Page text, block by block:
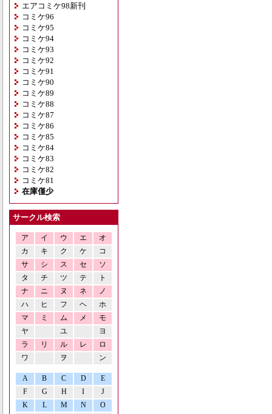
エアコミケ98新刊
コミケ96
コミケ95
コミケ94
コミケ93
コミケ92
コミケ91
コミケ90
コミケ89
コミケ88
コミケ87
コミケ86
コミケ85
コミケ84
コミケ83
コミケ82
コミケ81
在庫僅少
サークル検索
ア イ ウ エ
オ
カ
キ ク ケ
コ
サ
シ ス セ
ソ
タ
チ ツ テ
ト
ナ
ニ ヌ ネ
ノ
ハ
ヒ フ ヘ
ホ
マ
ミ ム メ
モ
ヤ
ユ
ヨ
ラ
リ ル レ
ロ
ワ
ヲ ン
A B C D
E
F
G H I
J
K
L M N O